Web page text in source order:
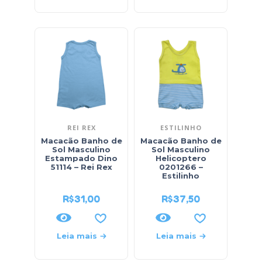
REI REX
Macacão Banho de
Sol Masculino
Estampado Dino
51114 – Rei Rex
R$31,00
Leia mais
ESTILINHO
Macacão Banho de
Sol Masculino
Helicoptero
0201266 –
Estilinho
R$37,50
Leia mais